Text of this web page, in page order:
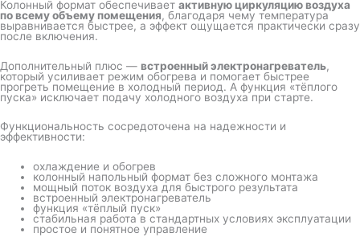
Колонный формат обеспечивает активную циркуляцию воздуха
по всему объему помещения, благодаря чему температура
выравнивается быстрее, а эффект ощущается практически сразу
после включения.
Дополнительный плюс — встроенный электронагреватель,
который усиливает режим обогрева и помогает быстрее
прогреть помещение в холодный период. А функция «тёплого
пуска» исключает подачу холодного воздуха при старте.
Функциональность сосредоточена на надежности и
эффективности:
охлаждение и обогрев
колонный напольный формат без сложного монтажа
мощный поток воздуха для быстрого результата
встроенный электронагреватель
функция «тёплый пуск»
стабильная работа в стандартных условиях эксплуатации
простое и понятное управление